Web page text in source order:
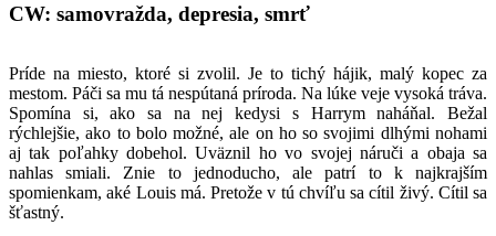
CW: samovražda, depresia, smrť
Príde na miesto, ktoré si zvolil. Je to tichý hájik, malý kopec za
mestom. Páči sa mu tá nespútaná príroda. Na lúke veje vysoká tráva.
Spomína si, ako sa na nej kedysi s Harrym naháňal. Bežal
rýchlejšie, ako to bolo možné, ale on ho so svojimi dlhými nohami
aj tak poľahky dobehol. Uväznil ho vo svojej náruči a obaja sa
nahlas smiali. Znie to jednoducho, ale patrí to k najkrajším
spomienkam, aké Louis má. Pretože v tú chvíľu sa cítil živý. Cítil sa
šťastný.